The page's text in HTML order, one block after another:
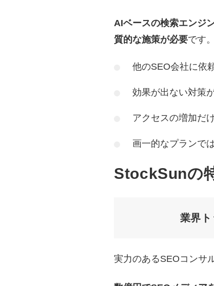
AIベースの検索エンジ
質的な施策が必要です。
他のSEO会社に依
効果が出ない対策
アクセスの増加だ
画一的なプランで
StockSunの
業界
実力のあるSEOコンサ